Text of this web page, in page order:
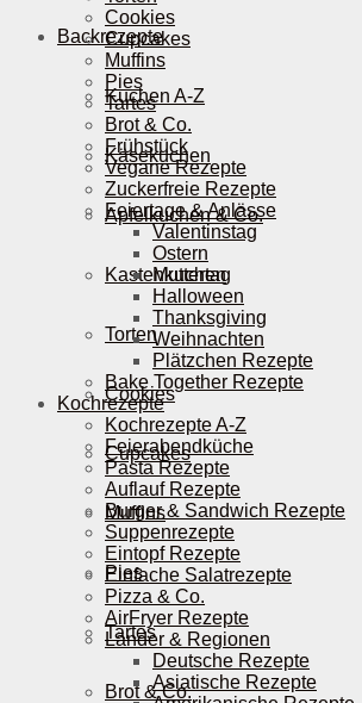
Backrezepte
Kuchen A-Z
Käsekuchen
Apfelkuchen & Co.
Kastenkuchen
Torten
Cookies
Cupcakes
Muffins
Pies
Tartes
Brot & Co.
Cookies
Cupcakes
Muffins
Pies
Tartes
Brot & Co.
Frühstück
Vegane Rezepte
Zuckerfreie Rezepte
Feiertage & Anlässe
Valentinstag
Ostern
Muttertag
Halloween
Thanksgiving
Weihnachten
Plätzchen Rezepte
Bake Together Rezepte
Kochrezepte
Kochrezepte A-Z
Feierabendküche
Pasta Rezepte
Auflauf Rezepte
Burger & Sandwich Rezepte
Suppenrezepte
Eintopf Rezepte
Einfache Salatrezepte
Pizza & Co.
AirFryer Rezepte
Länder & Regionen
Deutsche Rezepte
Asiatische Rezepte